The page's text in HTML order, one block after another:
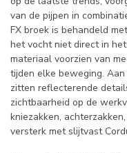
van de pijpen in
FX broek is behandeld
het vocht niet direct in
materiaal voorzien van
tijden elke beweging.
zitten reflecterende
zichtbaarheid op de
kniezakken,
versterk met slijtvast